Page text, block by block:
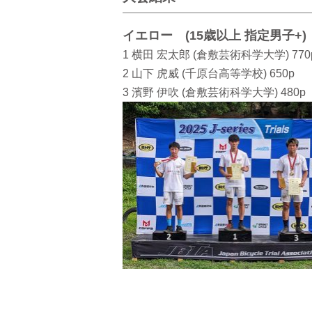
イエロー (15歳以上 指定男子+)
1 横田 宏太郎 (倉敷芸術科学大学)
2 山下 虎威 (千原台高等学校) 650p
3 濱野 伊吹 (倉敷芸術科学大学) 480p